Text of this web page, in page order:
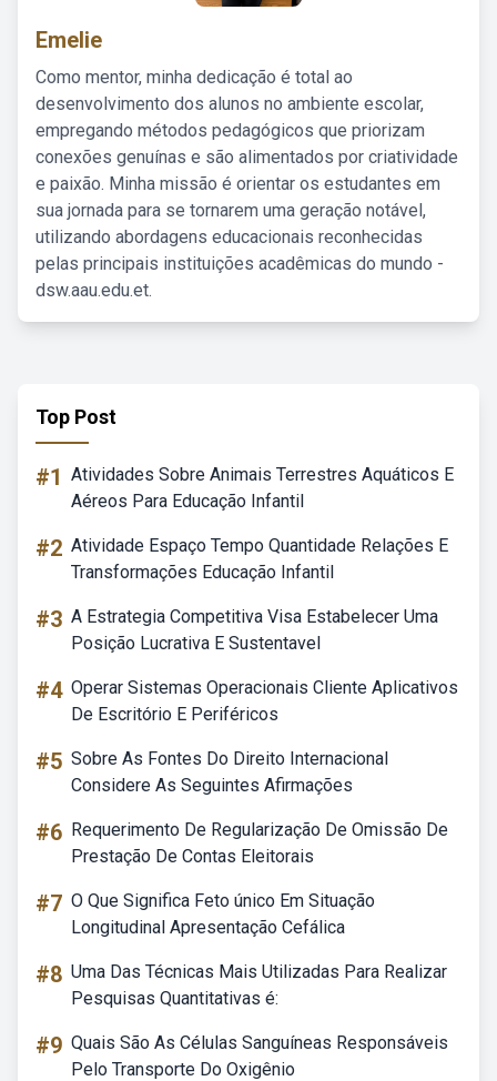
Emelie
Como mentor, minha dedicação é total ao
desenvolvimento dos alunos no ambiente escolar,
empregando métodos pedagógicos que priorizam
conexões genuínas e são alimentados por criatividade
e paixão. Minha missão é orientar os estudantes em
sua jornada para se tornarem uma geração notável,
utilizando abordagens educacionais reconhecidas
pelas principais instituições acadêmicas do mundo -
dsw.aau.edu.et.
Top Post
#1 Atividades Sobre Animais Terrestres Aquáticos E
Aéreos Para Educação Infantil
#2 Atividade Espaço Tempo Quantidade Relações E
Transformações Educação Infantil
#3 A Estrategia Competitiva Visa Estabelecer Uma
Posição Lucrativa E Sustentavel
#4 Operar Sistemas Operacionais Cliente Aplicativos
De Escritório E Periféricos
#5 Sobre As Fontes Do Direito Internacional
Considere As Seguintes Afirmações
#6 Requerimento De Regularização De Omissão De
Prestação De Contas Eleitorais
#7 O Que Significa Feto único Em Situação
Longitudinal Apresentação Cefálica
#8 Uma Das Técnicas Mais Utilizadas Para Realizar
Pesquisas Quantitativas é:
#9 Quais São As Células Sanguíneas Responsáveis
Pelo Transporte Do Oxigênio